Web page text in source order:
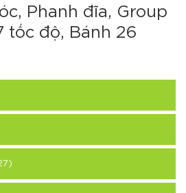
Phanh đĩa, Group
tốc độ, Bánh 26